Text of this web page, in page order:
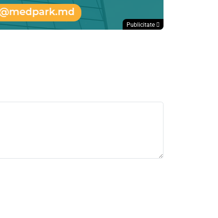
Publicitate